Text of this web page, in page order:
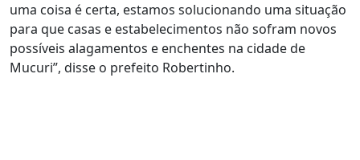
uma coisa é certa, estamos solucionando uma situação
para que casas e estabelecimentos não sofram novos
possíveis alagamentos e enchentes na cidade de
Mucuri”, disse o prefeito Robertinho.